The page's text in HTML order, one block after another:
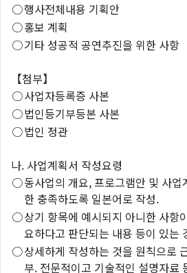
○행사전체내용 기획안
○홍보 계획
○기타 성공적 공연추진을 위한 사항
【첨부】
○사업자등록증 사본
○법인등기부등본 사본
○법인 정관
나. 사업계획서 작성요령
○동사업의 개요, 프로그램안 및 사
한 충족하도록 일본어로 작성.
○상기 항목에 예시되지 아니한 사항
요하다고 판단되는 내용 등이 있는
○상세하게 작성하는 것을 원칙으로
부. 전문적이고 기술적인 설명자료